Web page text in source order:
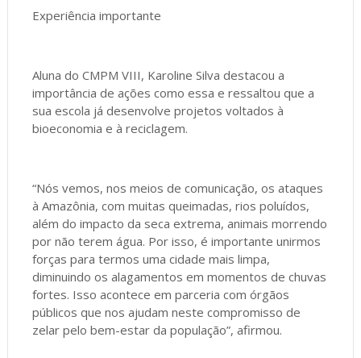
Experiência importante
Aluna do CMPM VIII, Karoline Silva destacou a
importância de ações como essa e ressaltou que a
sua escola já desenvolve projetos voltados à
bioeconomia e à reciclagem.
“Nós vemos, nos meios de comunicação, os ataques
à Amazônia, com muitas queimadas, rios poluídos,
além do impacto da seca extrema, animais morrendo
por não terem água. Por isso, é importante unirmos
forças para termos uma cidade mais limpa,
diminuindo os alagamentos em momentos de chuvas
fortes. Isso acontece em parceria com órgãos
públicos que nos ajudam neste compromisso de
zelar pelo bem-estar da população”, afirmou.